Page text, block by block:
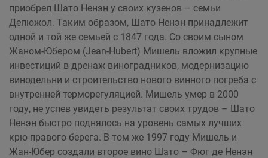
приобрел Шато Ненэн у своих кузенов – семьи
Депюжол. Таким образом, Шато Ненэн принадлежит
одной и той же семьей с 1847 года. Со своим сыном
Жаном-Юбером (Jean-Hubert) Мишель вложил крупные
инвестиций в дренаж виноградников, модернизацию
винодельни и строительство нового винного погреба с
внутренней терморегуляцией. Мишель умер в 2000
году, не успев увидеть результат своих трудов – Шато
Ненэн быстро поднялось на уровень самых лучших
крю правого берега. В том же 1997 году Мишель и
Жан-Юбер создали второе вино Шато – Фюг де Ненэн